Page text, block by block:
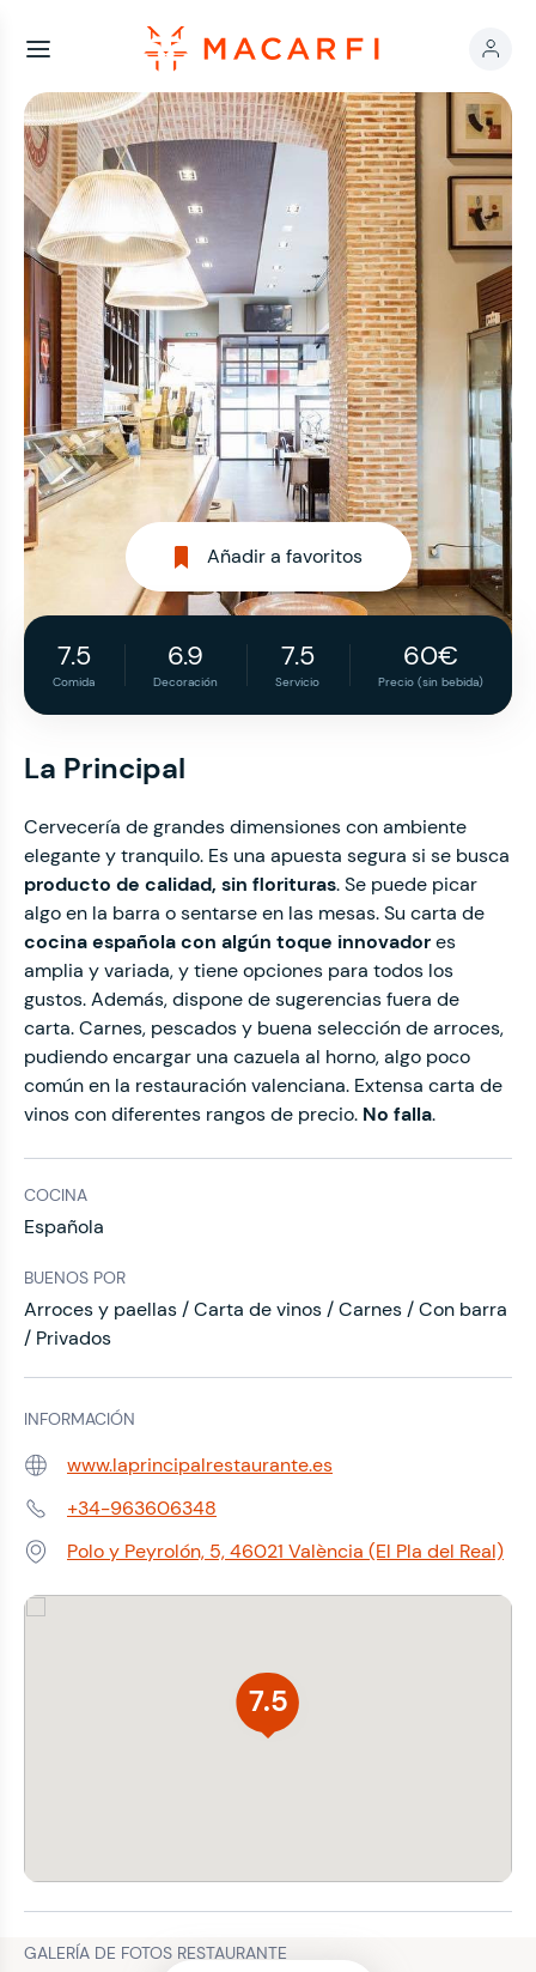
Añadir a favoritos
7.5
Comida
6.9
Decoración
7.5
Servicio
60€
Precio (sin bebida)
La Principal
Cervecería de grandes dimensiones con ambiente
elegante y tranquilo. Es una apuesta segura si se busca
producto de calidad, sin florituras. Se puede picar
algo en la barra o sentarse en las mesas. Su carta de
cocina española con algún toque innovadores
amplia y variada, y tiene opciones para todos los
gustos. Además, dispone de sugerencias fuera de
carta. Carnes, pescados y buena selección de arroces,
pudiendo encargar una cazuela al horno, algo poco
común en la restauración valenciana. Extensa carta de
vinos con diferentes rangos de precio. No falla.
COCINA
Española
BUENOS POR
Arroces y paellas / Carta de vinos / Carnes / Con barra
/ Privados
INFORMACIÓN
Web: www.laprincipalrestaurante.es
Teléfono:+34-963606348
Dirección:Polo y Peyrolón, 5, 46021 València (El Pla del Real)
7.5
GALERÍA DE FOTOS RESTAURANTE